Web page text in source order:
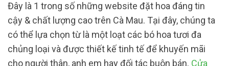
Đây là 1 trong số những website đặt hoa đáng tin
cậy & chất lượng cao trên Cà Mau. Tại đây, chúng ta
có thể lựa chọn từ là một loạt các bó hoa tươi đa
chủng loại và được thiết kế tinh tế để khuyến mãi
cho người thân, anh em hay đối tác buôn bán. Cửa